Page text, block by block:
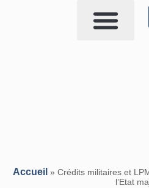
Accueil » Crédits militaires et
l’Etat